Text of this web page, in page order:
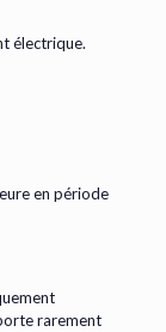
électrique.
en période
rarement